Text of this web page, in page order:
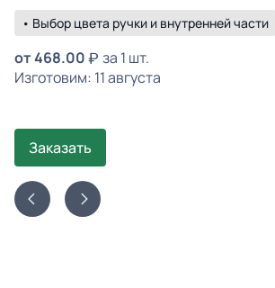
• Выбор цвета ручки и внутренней части
от468.00
за 1 шт.
Изготовим: 11 августа
Заказать